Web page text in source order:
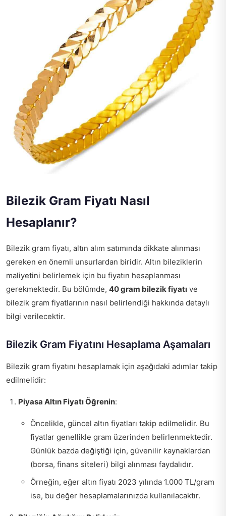
Bilezik Gram Fiyatı Nasıl
Hesaplanır?
Bilezik gram fiyatı, altın alım satımında dikkate alınması
gereken en önemli unsurlardan biridir. Altın bileziklerin
maliyetini belirlemek için bu fiyatın hesaplanması
gerekmektedir. Bu bölümde, 40 gram bilezik fiyatı ve
bilezik gram fiyatlarının nasıl belirlendiği hakkında detaylı
bilgi verilecektir.
Bilezik Gram Fiyatını Hesaplama Aşamaları
Bilezik gram fiyatını hesaplamak için aşağıdaki adımlar takip
edilmelidir:
Piyasa Altın Fiyatı Öğrenin:
Öncelikle, güncel altın fiyatları takip edilmelidir. Bu
fiyatlar genellikle gram üzerinden belirlenmektedir.
Günlük bazda değiştiği için, güvenilir kaynaklardan
(borsa, finans siteleri) bilgi alınması faydalıdır.
Örneğin, eğer altın fiyatı 2023 yılında 1.000 TL/gram
ise, bu değer hesaplamalarınızda kullanılacaktır.